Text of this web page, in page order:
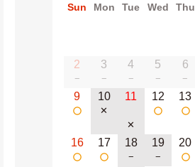
Sun Mon Tue Wed Thu
2
−
3
−
4
−
5
−
6
−
9 10
✕
11
✕
12 13
16 17 18
−
19
−
20